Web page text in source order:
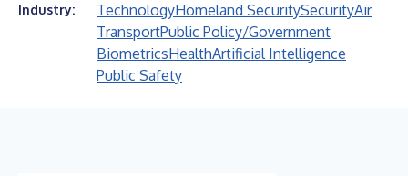
Industry: TechnologyHomeland SecuritySecurityAir
TransportPublic Policy/Government
BiometricsHealthArtificial Intelligence
Public Safety